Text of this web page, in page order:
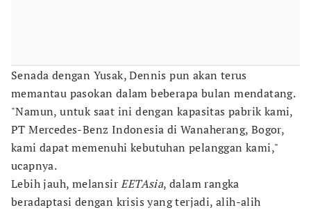
Senada dengan Yusak, Dennis pun akan terus
memantau pasokan dalam beberapa bulan mendatang.
"Namun, untuk saat ini dengan kapasitas pabrik kami,
PT Mercedes-Benz Indonesia di Wanaherang, Bogor,
kami dapat memenuhi kebutuhan pelanggan kami,"
ucapnya.
Lebih jauh, melansirEETAsia, dalam rangka
beradaptasi dengan krisis yang terjadi, alih-alih